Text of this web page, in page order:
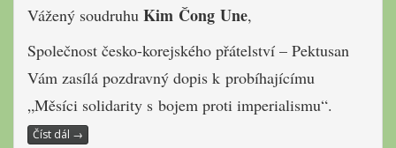
Vážený soudruhu Kim Čong Une,
Společnost česko-korejského přátelství – Pektusan
Vám zasílá pozdravný dopis k probíhajícímu
„Měsíci solidarity s bojem proti imperialismu“.
Číst dál →